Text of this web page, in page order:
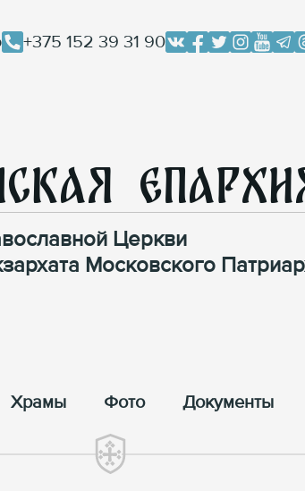
+375 152 39 31 90
Церкви
Московского
Храмы Фото Документы